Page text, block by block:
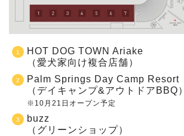
HOT DOG TOWN Ariake
（愛犬家向け複合店舗）
Palm Springs Day Camp Resort
（デイキャンプ&アウトドアBBQ）
※10月21日オープン予定
buzz
（グリーンショップ）